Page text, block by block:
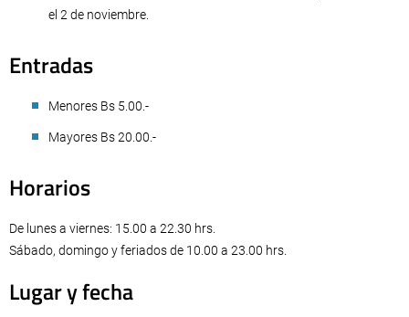
el 2 de noviembre.
Entradas
Menores Bs 5.00.-
Mayores Bs 20.00.-
Horarios
De lunes a viernes: 15.00 a 22.30 hrs.
Sábado, domingo y feriados de 10.00 a 23.00 hrs.
Lugar y fecha